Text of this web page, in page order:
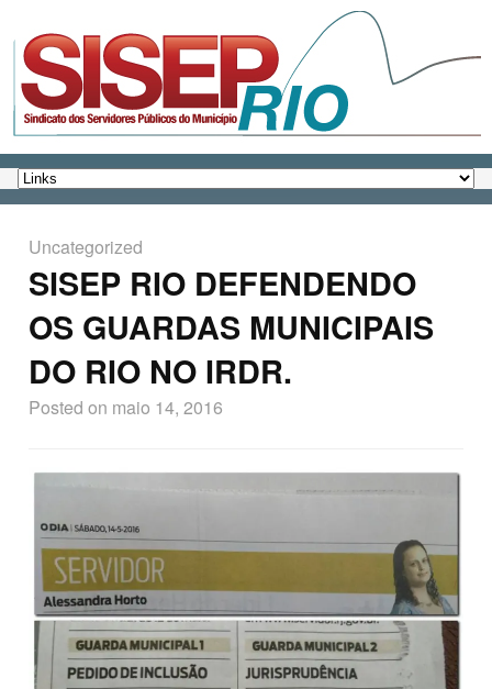
Uncategorized
SISEP RIO DEFENDENDO
OS GUARDAS MUNICIPAIS
DO RIO NO IRDR.
Posted on maio 14, 2016